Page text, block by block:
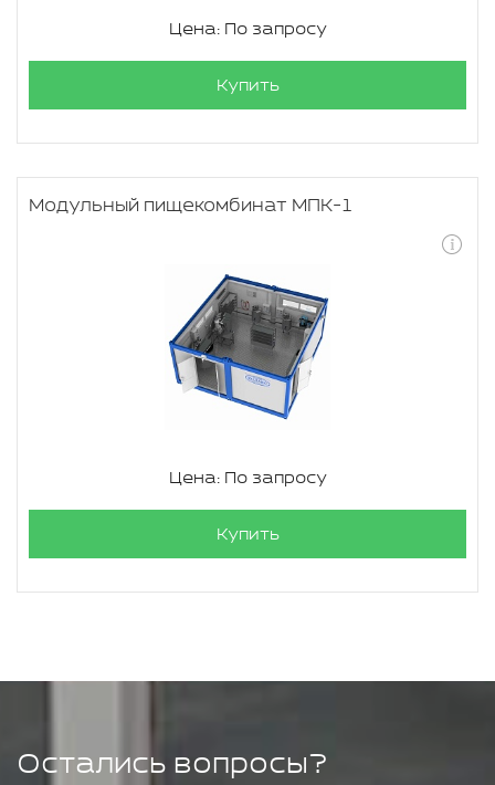
Цена: По запросу
Купить
Модульный пищекомбинат МПК-1
Цена: По запросу
Купить
Остались вопросы?